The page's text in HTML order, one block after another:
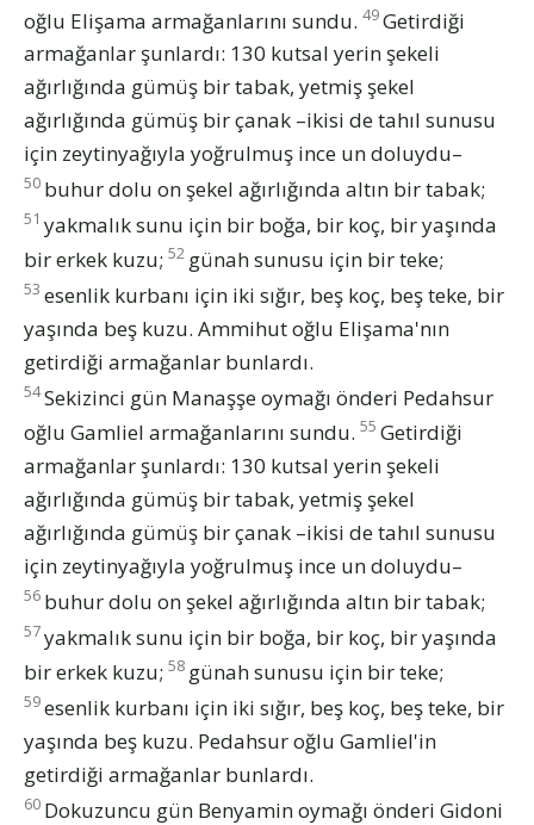
oğlu Elişama armağanlarını sundu. 49Getirdiği
armağanlar şunlardı: 130 kutsal yerin şekeli
ağırlığında gümüş bir tabak, yetmiş şekel
ağırlığında gümüş bir çanak –ikisi de tahıl sunusu
için zeytinyağıyla yoğrulmuş ince un doluydu–
50 buhur dolu on şekel ağırlığında altın bir tabak;
51 yakmalık sunu için bir boğa, bir koç, bir yaşında
bir erkek kuzu; 52 günah sunusu için bir teke;
53 esenlik kurbanı için iki sığır, beş koç, beş teke, bir
yaşında beş kuzu. Ammihut oğlu Elişama'nın
getirdiği armağanlar bunlardı.
54Sekizinci gün Manaşşe oymağı önderi Pedahsur
oğlu Gamliel armağanlarını sundu. 55 Getirdiği
armağanlar şunlardı: 130 kutsal yerin şekeli
ağırlığında gümüş bir tabak, yetmiş şekel
ağırlığında gümüş bir çanak –ikisi de tahıl sunusu
için zeytinyağıyla yoğrulmuş ince un doluydu–
56 buhur dolu on şekel ağırlığında altın bir tabak;
57yakmalık sunu için bir boğa, bir koç, bir yaşında
bir erkek kuzu; 58 günah sunusu için bir teke;
59esenlik kurbanı için iki sığır, beş koç, beş teke, bir
yaşında beş kuzu. Pedahsur oğlu Gamliel'in
getirdiği armağanlar bunlardı.
60 Dokuzuncu gün Benyamin oymağı önderi Gidoni